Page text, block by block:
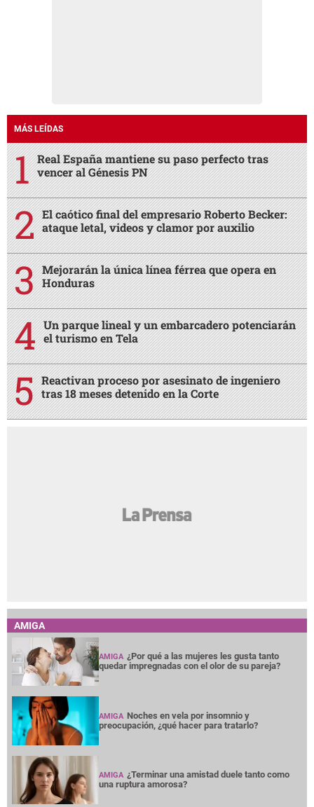
MÁS LEÍDAS
Real España mantiene su paso perfecto tras
vencer al Génesis PN
El caótico final del empresario Roberto Becker:
ataque letal, videos y clamor por auxilio
Mejorarán la única línea férrea que opera en
Honduras
Un parque lineal y un embarcadero potenciarán
el turismo en Tela
Reactivan proceso por asesinato de ingeniero
tras 18 meses detenido en la Corte
AMIGA
AMIGA ¿Por qué a las mujeres les gusta tanto
quedar impregnadas con el olor de su pareja?
AMIGA Noches en vela por insomnio y
preocupación, ¿qué hacer para tratarlo?
AMIGA ¿Terminar una amistad duele tanto como
una ruptura amorosa?